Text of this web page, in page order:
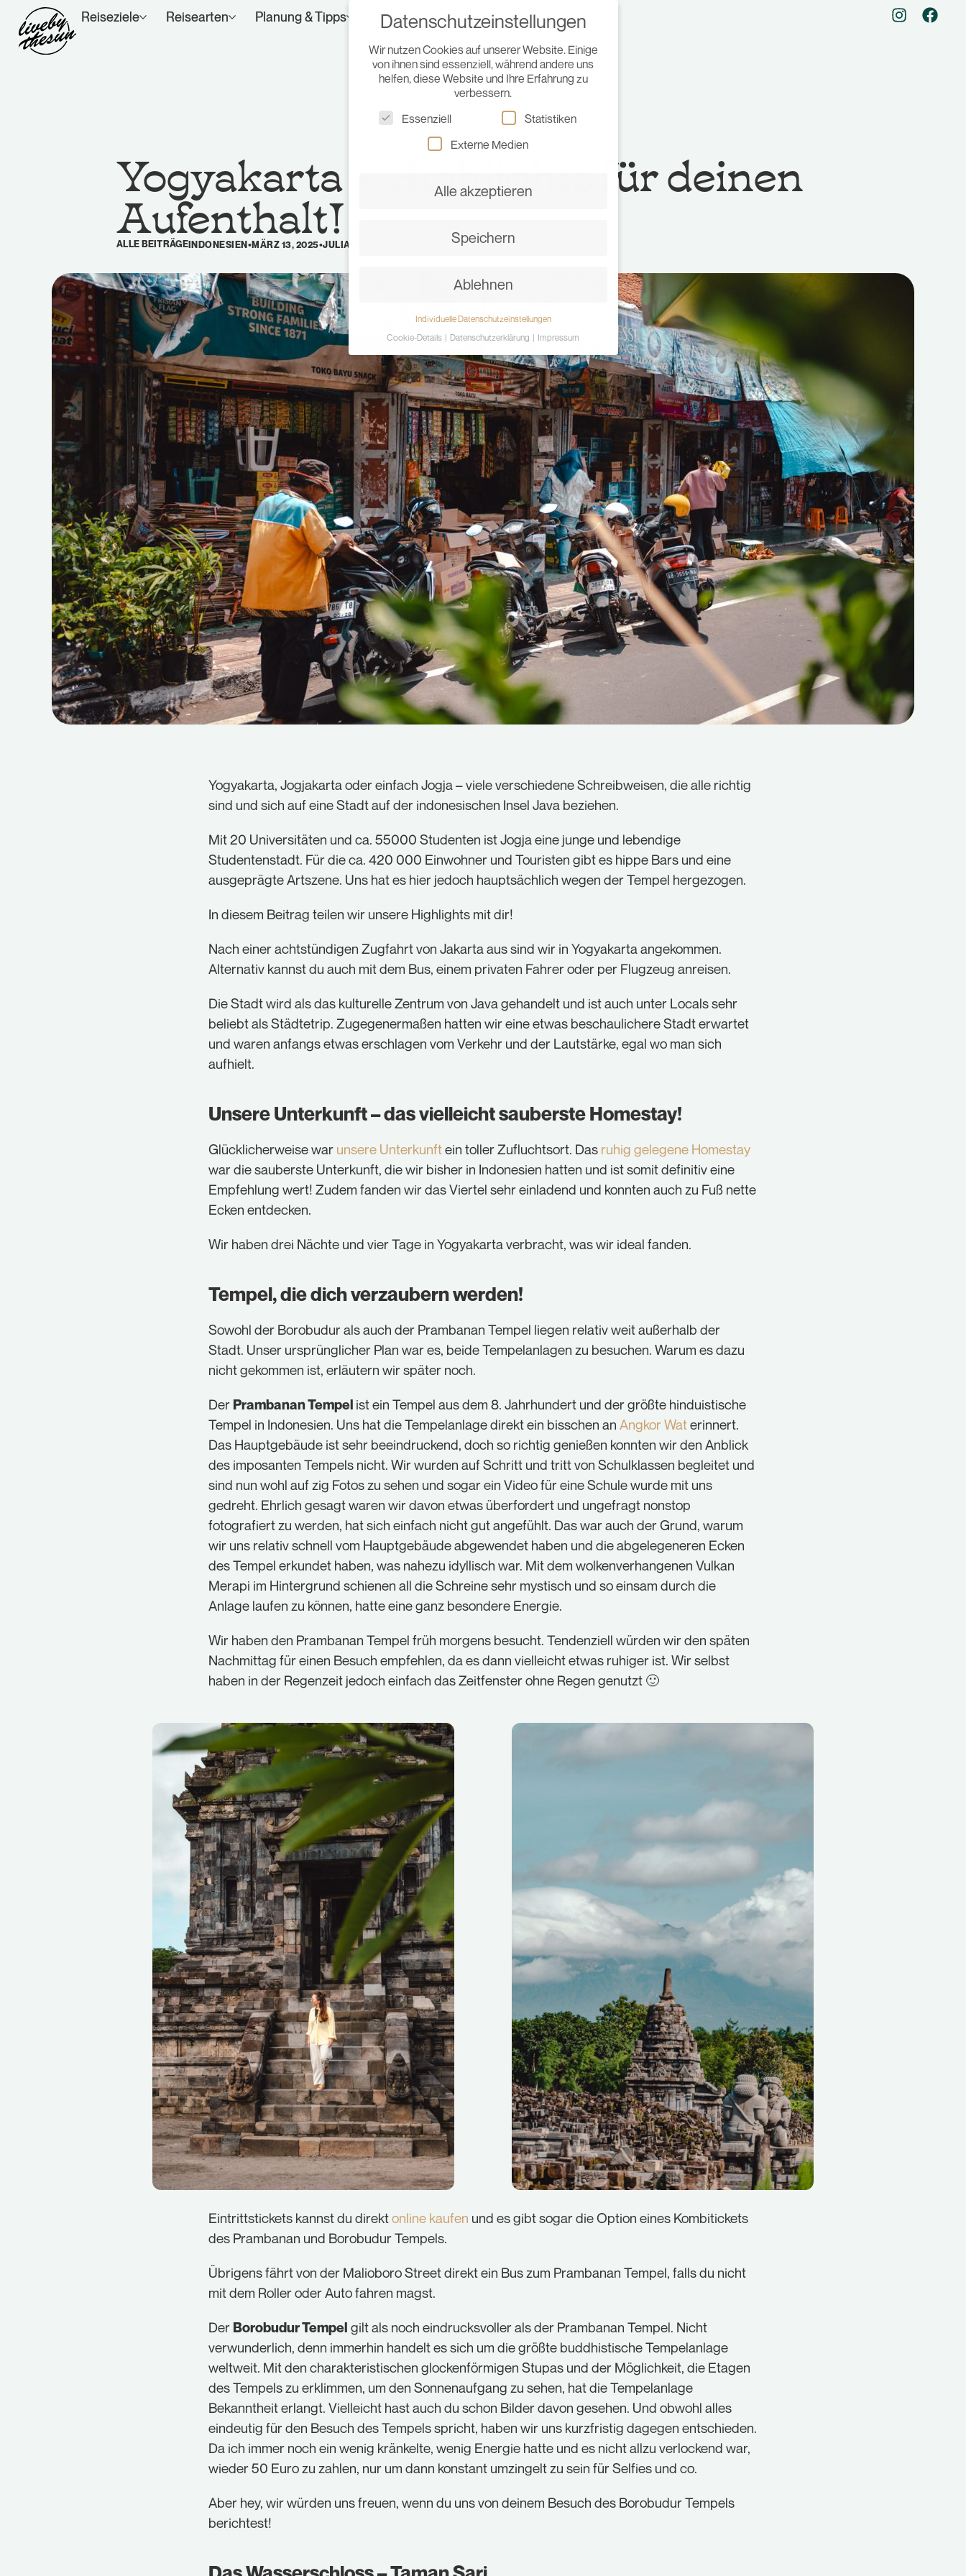
Reiseziele Reisearten Planung & Tipps Gedanken Über Uns
Yogyakarta – Highlights für deinen
Aufenthalt!
ALLE BEITRÄGEINDONESIEN•MÄRZ 13, 2025•JULIA
Yogyakarta, Jogjakarta oder einfach Jogja – viele verschiedene Schreibweisen, die alle richtig
sind und sich auf eine Stadt auf der indonesischen Insel Java beziehen.
Mit 20 Universitäten und ca. 55000 Studenten ist Jogja eine junge und lebendige
Studentenstadt. Für die ca. 420 000 Einwohner und Touristen gibt es hippe Bars und eine
ausgeprägte Artszene. Uns hat es hier jedoch hauptsächlich wegen der Tempel hergezogen.
In diesem Beitrag teilen wir unsere Highlights mit dir!
Nach einer achtstündigen Zugfahrt von Jakarta aus sind wir in Yogyakarta angekommen.
Alternativ kannst du auch mit dem Bus, einem privaten Fahrer oder per Flugzeug anreisen.
Die Stadt wird als das kulturelle Zentrum von Java gehandelt und ist auch unter Locals sehr
beliebt als Städtetrip. Zugegenermaßen hatten wir eine etwas beschaulichere Stadt erwartet
und waren anfangs etwas erschlagen vom Verkehr und der Lautstärke, egal wo man sich
aufhielt.
Unsere Unterkunft – das vielleicht sauberste Homestay!
Glücklicherweise war unsere Unterkunftein toller Zufluchtsort. Das ruhig gelegene Homestay
war die sauberste Unterkunft, die wir bisher in Indonesien hatten und ist somit definitiv eine
Empfehlung wert! Zudem fanden wir das Viertel sehr einladend und konnten auch zu Fuß nette
Ecken entdecken.
Wir haben drei Nächte und vier Tage in Yogyakarta verbracht, was wir ideal fanden.
Tempel, die dich verzaubern werden!
Sowohl der Borobudur als auch der Prambanan Tempel liegen relativ weit außerhalb der
Stadt. Unser ursprünglicher Plan war es, beide Tempelanlagen zu besuchen. Warum es dazu
nicht gekommen ist, erläutern wir später noch.
Der Prambanan Tempel ist ein Tempel aus dem 8. Jahrhundert und der größte hinduistische
Tempel in Indonesien. Uns hat die Tempelanlage direkt ein bisschen an Angkor Waterinnert.
Das Hauptgebäude ist sehr beeindruckend, doch so richtig genießen konnten wir den Anblick
des imposanten Tempels nicht. Wir wurden auf Schritt und tritt von Schulklassen begleitet und
sind nun wohl auf zig Fotos zu sehen und sogar ein Video für eine Schule wurde mit uns
gedreht. Ehrlich gesagt waren wir davon etwas überfordert und ungefragt nonstop
fotografiert zu werden, hat sich einfach nicht gut angefühlt. Das war auch der Grund, warum
wir uns relativ schnell vom Hauptgebäude abgewendet haben und die abgelegeneren Ecken
des Tempel erkundet haben, was nahezu idyllisch war. Mit dem wolkenverhangenen Vulkan
Merapi im Hintergrund schienen all die Schreine sehr mystisch und so einsam durch die
Anlage laufen zu können, hatte eine ganz besondere Energie.
Wir haben den Prambanan Tempel früh morgens besucht. Tendenziell würden wir den späten
Nachmittag für einen Besuch empfehlen, da es dann vielleicht etwas ruhiger ist. Wir selbst
haben in der Regenzeit jedoch einfach das Zeitfenster ohne Regen genutzt 🙂
Eintrittstickets kannst du direktonline kaufen und es gibt sogar die Option eines Kombitickets
des Prambanan und Borobudur Tempels.
Übrigens fährt von der Malioboro Street direkt ein Bus zum Prambanan Tempel, falls du nicht
mit dem Roller oder Auto fahren magst.
Der Borobudur Tempel gilt als noch eindrucksvoller als der Prambanan Tempel. Nicht
verwunderlich, denn immerhin handelt es sich um die größte buddhistische Tempelanlage
weltweit. Mit den charakteristischen glockenförmigen Stupas und der Möglichkeit, die Etagen
des Tempels zu erklimmen, um den Sonnenaufgang zu sehen, hat die Tempelanlage
Bekanntheit erlangt. Vielleicht hast auch du schon Bilder davon gesehen. Und obwohl alles
eindeutig für den Besuch des Tempels spricht, haben wir uns kurzfristig dagegen entschieden.
Da ich immer noch ein wenig kränkelte, wenig Energie hatte und es nicht allzu verlockend war,
wieder 50 Euro zu zahlen, nur um dann konstant umzingelt zu sein für Selfies und co.
Aber hey, wir würden uns freuen, wenn du uns von deinem Besuch des Borobudur Tempels
berichtest!
Datenschutzeinstellungen
Wir nutzen Cookies auf unserer Website. Einige
von ihnen sind essenziell, während andere uns
helfen, diese Website und Ihre Erfahrung zu
verbessern.
Essenziell
Statistiken
Externe Medien
Alle akzeptieren
Speichern
Ablehnen
Individuelle Datenschutzeinstellungen
Cookie-Details
Datenschutzerklärung Impressum
Datenschutzeinstellungen
Hier finden Sie eine Übersicht über alle
verwendeten Cookies. Sie können Ihre Einwilligung
zu ganzen Kategorien geben oder sich weitere
Informationen anzeigen lassen und so nur
bestimmte Cookies auswählen.
Alle akzeptieren
Speichern Ablehnen
Zurück
Essenziell (2)
Essenzielle Cookies ermöglichen grundlegende
Funktionen und sind für die einwandfreie Funktion der
Website erforderlich.
Cookie-Informationen anzeigen
Statistiken (1)
Statistik Cookies erfassen Informationen anonym. Diese
Informationen helfen uns zu verstehen, wie unsere
Besucher unsere Website nutzen.
Externe Medien (1)
Inhalte von Videoplattformen und Social-Media-
der Zugriff auf diese Inhalte keiner manuellen
Einwilligung mehr.
Cookie-Informationen anzeigen